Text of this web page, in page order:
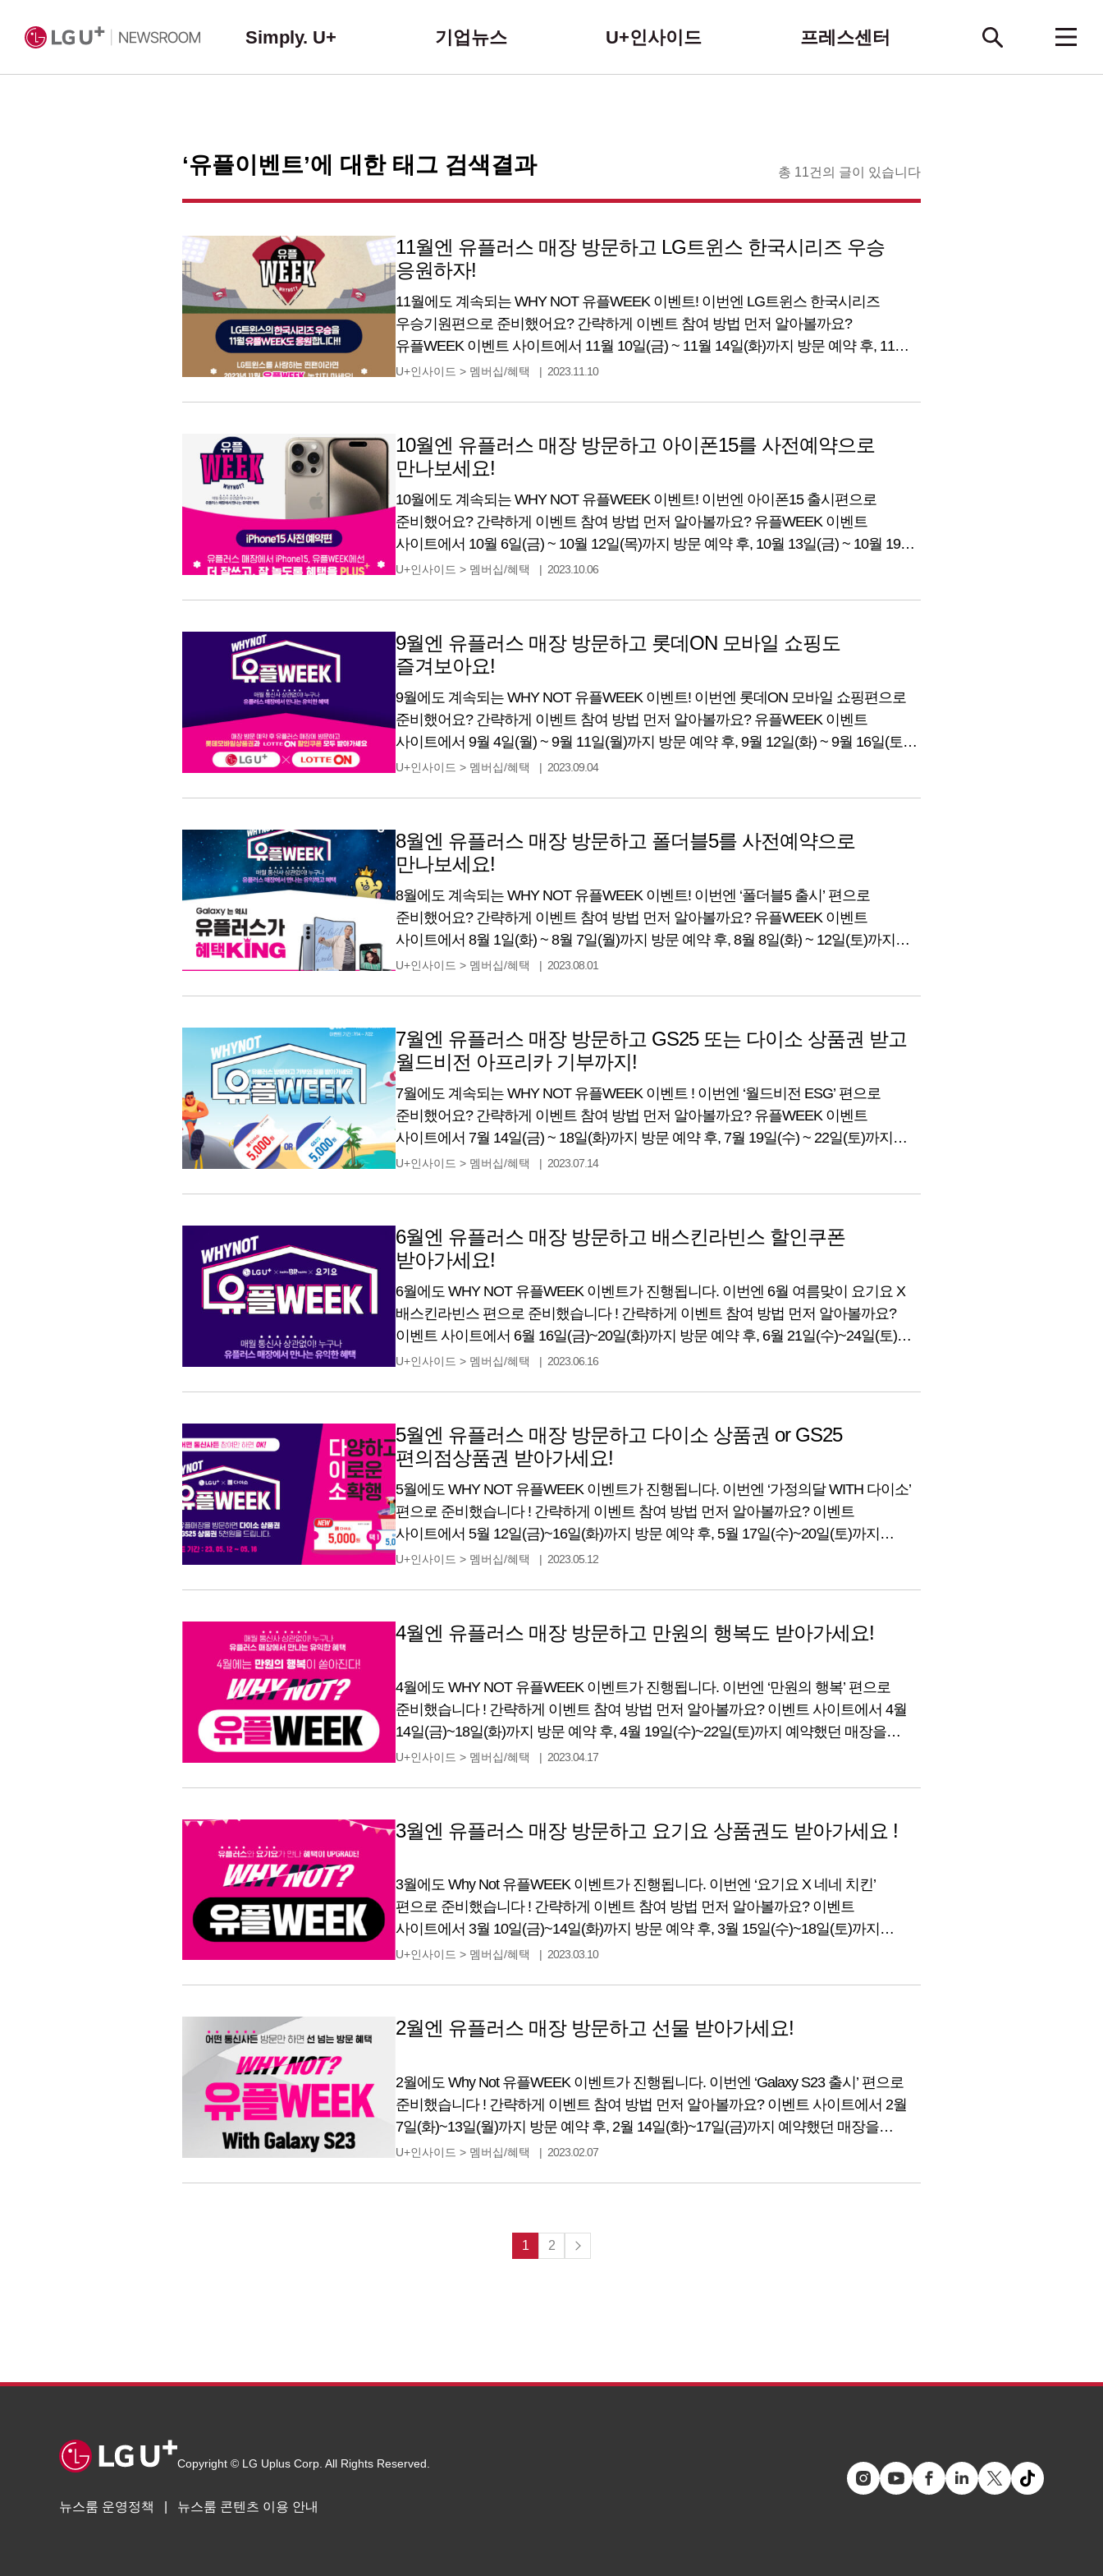
Simply. U+ 기업뉴스 U+인사이드 프레스센터
‘유플이벤트’에 대한 태그 검색결과 총 11건의 글이 있습니다
11월엔 유플러스 매장 방문하고 LG트윈스 한국시리즈 우승
응원하자!
11월에도 계속되는 WHY NOT 유플WEEK 이벤트! 이번엔 LG트윈스 한국시리즈
우승기원편으로 준비했어요? 간략하게 이벤트 참여 방법 먼저 알아볼까요?
유플WEEK 이벤트 사이트에서 11월 10일(금) ~ 11월 14일(화)까지 방문 예약 후, 11월
15일(수) ~ 11월 18일(토)까지 예약했던 매장을 방문하기만 하면 돼요. 아주 간단하죠?
U+인사이드 > 멤버십/혜택 2023.11.10
10월엔 유플러스 매장 방문하고 아이폰15를 사전예약으로
만나보세요!
10월에도 계속되는 WHY NOT 유플WEEK 이벤트! 이번엔 아이폰15 출시편으로
준비했어요? 간략하게 이벤트 참여 방법 먼저 알아볼까요? 유플WEEK 이벤트
사이트에서 10월 6일(금) ~ 10월 12일(목)까지 방문 예약 후, 10월 13일(금) ~ 10월 19일
(목)까지 예약했던 매장을 방문하기만 하면 돼요. 아주 간단하죠? 매장만 가도 선착순
U+인사이드 > 멤버십/혜택 2023.10.06
9월엔 유플러스 매장 방문하고 롯데ON 모바일 쇼핑도
즐겨보아요!
9월에도 계속되는 WHY NOT 유플WEEK 이벤트! 이번엔 롯데ON 모바일 쇼핑편으로
준비했어요? 간략하게 이벤트 참여 방법 먼저 알아볼까요? 유플WEEK 이벤트
사이트에서 9월 4일(월) ~ 9월 11일(월)까지 방문 예약 후, 9월 12일(화) ~ 9월 16일(토)
까지 예약했던 매장을 방문하기만 하면 돼요. 아주 간단하죠? 매장만 가도 선착순 및
U+인사이드 > 멤버십/혜택 2023.09.04
8월엔 유플러스 매장 방문하고 폴더블5를 사전예약으로
만나보세요!
8월에도 계속되는 WHY NOT 유플WEEK 이벤트! 이번엔 ‘폴더블5 출시’ 편으로
준비했어요? 간략하게 이벤트 참여 방법 먼저 알아볼까요? 유플WEEK 이벤트
사이트에서 8월 1일(화) ~ 8월 7일(월)까지 방문 예약 후, 8월 8일(화) ~ 12일(토)까지
예약했던 매장을 방문하기만 하면 돼요. 아주 간단하죠? 매장만 가도 선착순 및 추첨을
U+인사이드 > 멤버십/혜택 2023.08.01
7월엔 유플러스 매장 방문하고 GS25 또는 다이소 상품권 받고
월드비전 아프리카 기부까지!
7월에도 계속되는 WHY NOT 유플WEEK 이벤트 ! 이번엔 ‘월드비전 ESG’ 편으로
준비했어요? 간략하게 이벤트 참여 방법 먼저 알아볼까요? 유플WEEK 이벤트
사이트에서 7월 14일(금) ~ 18일(화)까지 방문 예약 후, 7월 19일(수) ~ 22일(토)까지
예약했던 매장을 방문하기만 하면 돼요. 아주 간단하죠? 매장만 가도 선착순 및 추첨을
U+인사이드 > 멤버십/혜택 2023.07.14
6월엔 유플러스 매장 방문하고 배스킨라빈스 할인쿠폰
받아가세요!
6월에도 WHY NOT 유플WEEK 이벤트가 진행됩니다. 이번엔 6월 여름맞이 요기요 X
배스킨라빈스 편으로 준비했습니다 ! 간략하게 이벤트 참여 방법 먼저 알아볼까요?
이벤트 사이트에서 6월 16일(금)~20일(화)까지 방문 예약 후, 6월 21일(수)~24일(토)
까지 예약했던 매장을 방문만 해도 사은품을 드려요! 매장만 가도 선착순 및 추첨을
U+인사이드 > 멤버십/혜택 2023.06.16
5월엔 유플러스 매장 방문하고 다이소 상품권 or GS25
편의점상품권 받아가세요!
5월에도 WHY NOT 유플WEEK 이벤트가 진행됩니다. 이번엔 ‘가정의달 WITH 다이소’
편으로 준비했습니다 ! 간략하게 이벤트 참여 방법 먼저 알아볼까요? 이벤트
사이트에서 5월 12일(금)~16일(화)까지 방문 예약 후, 5월 17일(수)~20일(토)까지
예약했던 매장을 방문하기만 하면 돼요. 아주 간단하죠? 매장만 가도 선착순 및 추첨을
U+인사이드 > 멤버십/혜택 2023.05.12
4월엔 유플러스 매장 방문하고 만원의 행복도 받아가세요!
4월에도 WHY NOT 유플WEEK 이벤트가 진행됩니다. 이번엔 ‘만원의 행복’ 편으로
준비했습니다 ! 간략하게 이벤트 참여 방법 먼저 알아볼까요? 이벤트 사이트에서 4월
14일(금)~18일(화)까지 방문 예약 후, 4월 19일(수)~22일(토)까지 예약했던 매장을
방문하기만 하면 돼요. 아주 간단하죠? 매장만 가도 선착순 및 추첨을 통해 푸짐한
U+인사이드 > 멤버십/혜택 2023.04.17
3월엔 유플러스 매장 방문하고 요기요 상품권도 받아가세요 !
3월에도 Why Not 유플WEEK 이벤트가 진행됩니다. 이번엔 ‘요기요 X 네네 치킨’
편으로 준비했습니다 ! 간략하게 이벤트 참여 방법 먼저 알아볼까요? 이벤트
사이트에서 3월 10일(금)~14일(화)까지 방문 예약 후, 3월 15일(수)~18일(토)까지
예약했던 매장을 방문하기만 하면 돼요. 아주 간단하죠? 매장만 가도 선착순 및 추첨을
U+인사이드 > 멤버십/혜택 2023.03.10
2월엔 유플러스 매장 방문하고 선물 받아가세요!
2월에도 Why Not 유플WEEK 이벤트가 진행됩니다. 이번엔 ‘Galaxy S23 출시’ 편으로
준비했습니다 ! 간략하게 이벤트 참여 방법 먼저 알아볼까요? 이벤트 사이트에서 2월
7일(화)~13일(월)까지 방문 예약 후, 2월 14일(화)~17일(금)까지 예약했던 매장을
방문하기만 하면 돼요. 아주 간단하죠? 매장만 가도 선착순 및 추첨을 통해 푸짐한
U+인사이드 > 멤버십/혜택 2023.02.07
1 2
Copyright © LG Uplus Corp. All Rights Reserved.
뉴스룸 운영정책 뉴스룸 콘텐츠 이용 안내